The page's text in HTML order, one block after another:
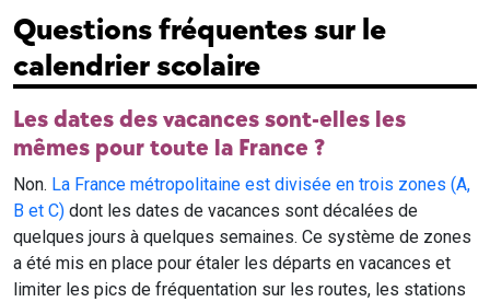
Questions fréquentes sur le
calendrier scolaire
Les dates des vacances sont-elles les
mêmes pour toute la France ?
Non. La France métropolitaine est divisée en trois zones (A,
B et C) dont les dates de vacances sont décalées de
quelques jours à quelques semaines. Ce système de zones
a été mis en place pour étaler les départs en vacances et
limiter les pics de fréquentation sur les routes, les stations